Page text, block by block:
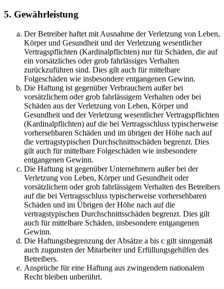
5. Gewährleistung
Der Betreiber haftet mit Ausnahme der Verletzung von Leben,
Körper und Gesundheit und der Verletzung wesentlicher
Vertragspflichten (Kardinalpflichten) nur für Schäden, die auf
ein vorsätzliches oder grob fahrlässiges Verhalten
zurückzuführen sind. Dies gilt auch für mittelbare
Folgeschäden wie insbesondere entgangenen Gewinn.
Die Haftung ist gegenüber Verbrauchern außer bei
vorsätzlichem oder grob fahrlässigem Verhalten oder bei
Schäden aus der Verletzung von Leben, Körper und
Gesundheit und der Verletzung wesentlicher Vertragspflichten
(Kardinalpflichten) auf die bei Vertragsschluss typischerweise
vorhersehbaren Schäden und im übrigen der Höhe nach auf
die vertragstypischen Durchschnittsschäden begrenzt. Dies
gilt auch für mittelbare Folgeschäden wie insbesondere
entgangenen Gewinn.
Die Haftung ist gegenüber Unternehmern außer bei der
Verletzung von Leben, Körper und Gesundheit oder
vorsätzlichem oder grob fahrlässigem Verhalten des Betreibers
auf die bei Vertragsschluss typischerweise vorhersehbaren
Schäden und im Übrigen der Höhe nach auf die
vertragstypischen Durchschnittsschäden begrenzt. Dies gilt
auch für mittelbare Schäden, insbesondere entgangenen
Gewinn.
Die Haftungsbegrenzung der Absätze a bis c gilt sinngemäß
auch zugunsten der Mitarbeiter und Erfüllungsgehilfen des
Betreibers.
Ansprüche für eine Haftung aus zwingendem nationalem
Recht bleiben unberührt.